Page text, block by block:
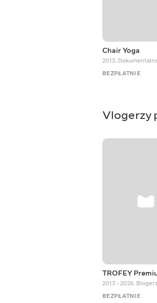
Chair Yoga
2013,
BEZPŁATNIE
Vlogerzy
TROFEY
2013 - 2026,
BEZPŁATNIE